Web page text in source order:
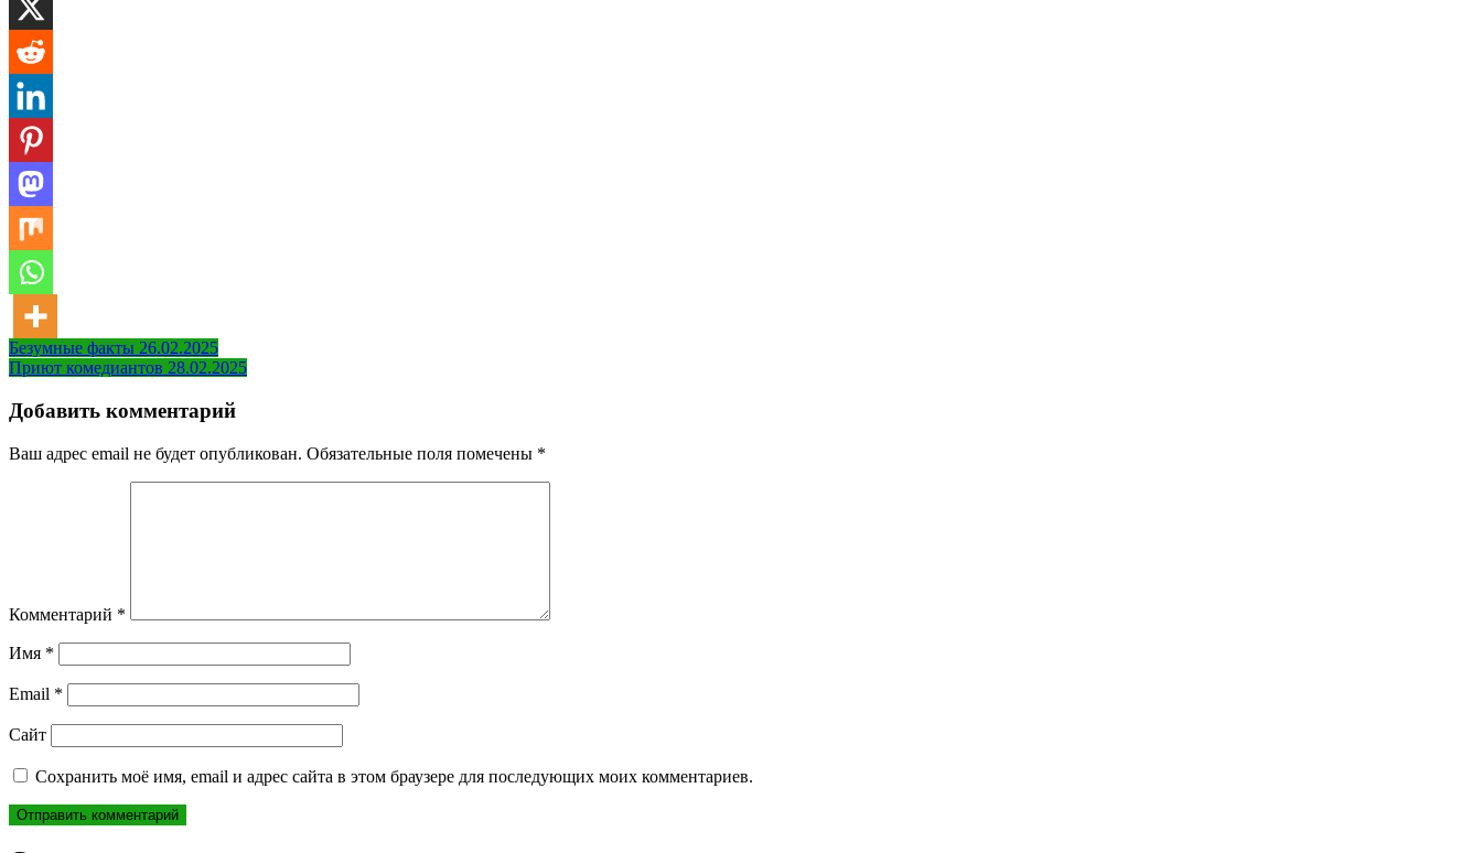
Навигация
по
записям
Безумные факты 26.02.2025
Приют комедиантов 28.02.2025
Добавить комментарий
Ваш адрес email не будет опубликован. Обязательные поля помечены *
Комментарий *
Имя *
Email *
Сайт
Сохранить моё имя, email и адрес сайта в этом браузере для последующих моих комментариев.